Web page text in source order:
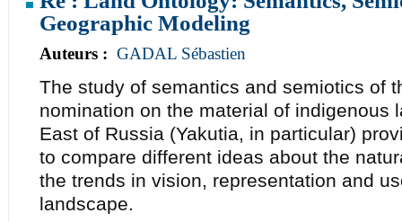
Geographic Modeling
Auteurs : GADAL Sébastien
The study of semantics and semiotics of
nomination on the material of indigenous
East of Russia (Yakutia, in particular)
to compare different ideas about the
the trends in vision, representation and
landscape.